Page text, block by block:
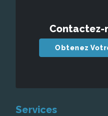
Contactez-
Obtenez
Services